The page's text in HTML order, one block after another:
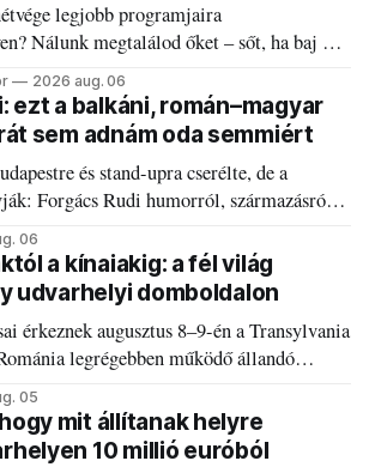
legjobb programjaira
Nálunk megtalálod őket – sőt, ha baj van
ügyeletet is!
2026 aug. 06
ezt a balkáni, román–magyar
sem adnám oda semmiért
és stand-upra cserélte, de a
Forgács Rudi humorról, származásról
06
a kínaiakig: a fél világ
udvarhelyi domboldalon
érkeznek augusztus 8–9-én a Transylvania
legrégebben működő állandó
meg.
05
mit állítanak helyre
10 millió euróból